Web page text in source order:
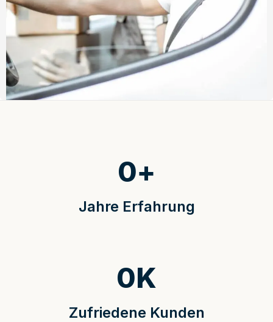
Jahre Erfahrung
0+
Zufriedene Kunden
0K